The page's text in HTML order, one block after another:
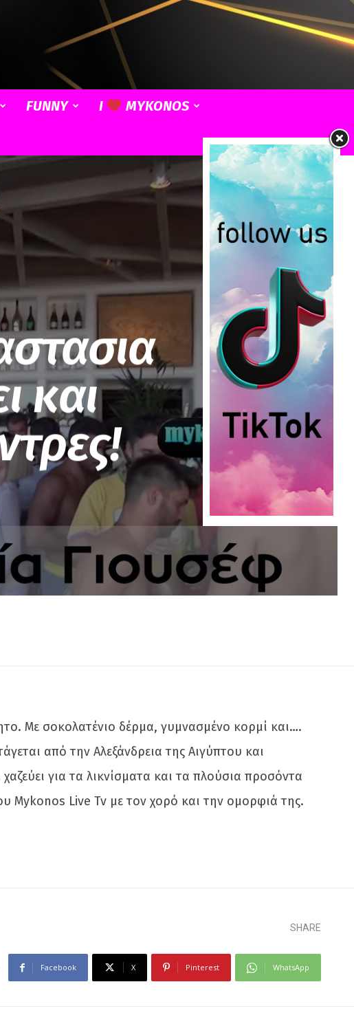
FUNNY I
MYKONOS
και
Με σοκολατένιο δέρμα, γυμνασμένο κορμί και….
από την Αλεξάνδρεια της Αιγύπτου και
για τα λικνίσματα και τα πλούσια προσόντα
Mykonos Live Tv με τον χορό και την ομορφιά της.
SHARE
Facebook X Pinterest WhatsApp